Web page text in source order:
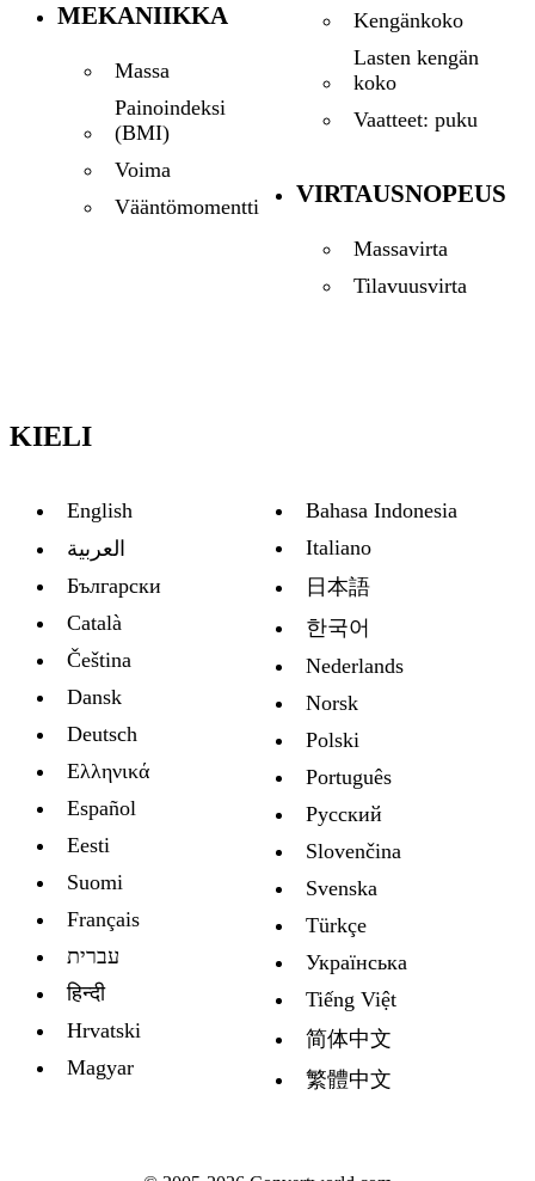
MEKANIIKKA
Massa
Painoindeksi
(BMI)
Voima
Vääntömomentti
Kengänkoko
Lasten kengän
koko
Vaatteet: puku
VIRTAUSNOPEUS
Massavirta
Tilavuusvirta
KIELI
English
العربية
Български
Català
Čeština
Dansk
Deutsch
Ελληνικά
Español
Eesti
Suomi
Français
עברית
हिन्दी
Hrvatski
Magyar
Bahasa Indonesia
Italiano
日本語
한국어
Nederlands
Norsk
Polski
Português
Русский
Slovenčina
Svenska
Türkçe
Украïнська
Tiếng Việt
简体中文
繁體中文